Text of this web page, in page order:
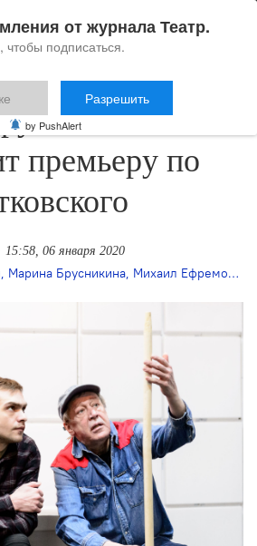
премьеру по
15:58, 06 января 2020
, Марина Брусникина, Михаил Ефремов ,
от журнала Театр.
подписаться.
Разрешить
by PushAlert